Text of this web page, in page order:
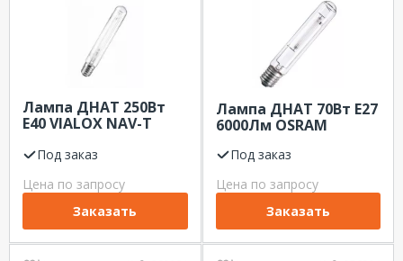
Лампа ДНАТ 250Вт
Е40 VIALOX NAV-T
Под заказ
Цена по запросу
Заказать
Лампа ДНАТ 70Вт Е27
6000Лм OSRAM
Под заказ
Цена по запросу
Заказать